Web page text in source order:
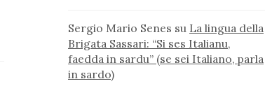
Sergio Mario Senes su La lingua della
Brigata Sassari: “Si ses Italianu,
faedda in sardu” (se sei Italiano, parla
in sardo)